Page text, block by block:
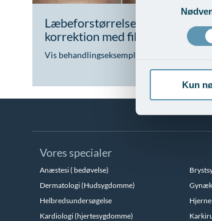
Kun
Læbeforstørrelse/ læbeform
korrektion med filler
Vis behandlingseksempler
Vores specialer
Anæstesi ( bedøvelse)
Dermatologi (Hudsygdomme)
Helbredsundersøgelse
Kardiologi (hjertesygdomme)